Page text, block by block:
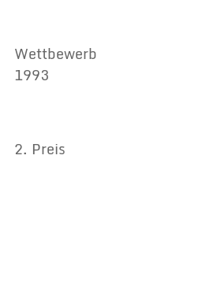
Wettbewerb
1993
2. Preis